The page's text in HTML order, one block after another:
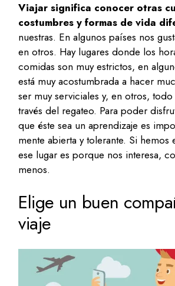
Viajar significa conocer otras
costumbres y formas de vida
nuestras. En algunos países nos
en otros. Hay lugares donde los
comidas son muy estrictos, en
está muy acostumbrada a hacer
ser muy serviciales y, en otros,
través del regateo. Para poder
que éste sea un aprendizaje es
mente abierta y tolerante. Si hemos
ese lugar es porque nos interesa,
menos.
Elige un buen
viaje